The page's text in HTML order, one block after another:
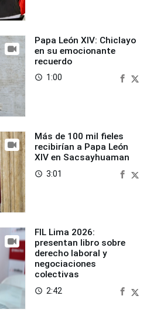
Papa León XIV: Chiclayo
en su emocionante
recuerdo
access_time 1:00
Más de 100 mil fieles
recibirían a Papa León
XIV en Sacsayhuaman
access_time 3:01
FIL Lima 2026:
presentan libro sobre
derecho laboral y
negociaciones
colectivas
access_time 2:42